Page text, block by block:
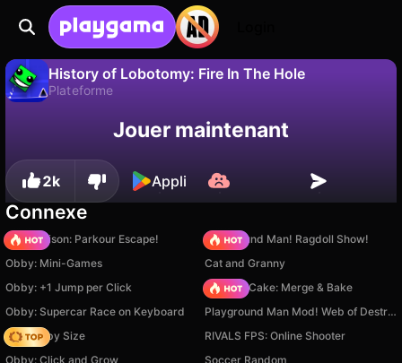
History of Lobotomy: Fire In The Hole
Plateforme
progression !
Non Enregistrer
Jouer maintenant
2k Appli
Connexe
Barry Prison: Parkour Escape!
Playground Man! Ragdoll Show!
Obby: Mini-Games
Cat and Granny
Obby: +1 Jump per Click
Piece of Cake: Merge & Bake
Obby: Supercar Race on Keyboard
Playground Man Mod! Web of Destruction!
Your Obby Size
RIVALS FPS: Online Shooter
Obby: Click and Grow
Soccer Random